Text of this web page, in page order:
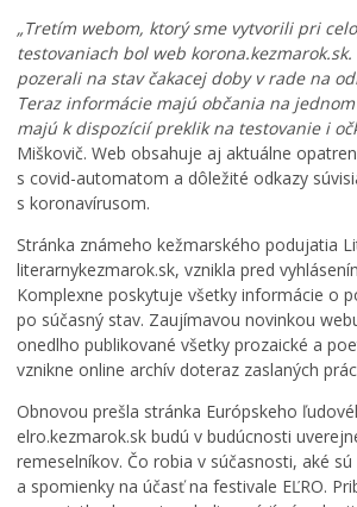
„Tretím webom, ktorý sme vytvorili pri
testovaniach bol web
pozerali na stav čakacej doby v rade na
Teraz informácie majú občania na
majú k dispozícií preklik na testovanie i
Miškovič. Web obsahuje aj aktuálne
s covid-automatom a dôležité odkazy
s koronavírusom.
Stránka známeho kežmarského podujatia
literarnykezmarok.sk, vznikla pred
Komplexne poskytuje všetky informácie o
po súčasný stav. Zaujímavou novinkou
onedlho publikované všetky prozaické a
vznikne online archív doteraz zaslaných
Obnovou prešla stránka Európskeho
elro.kezmarok.sk budú v budúcnosti
remeselníkov. Čo robia v súčasnosti, aké sú
a spomienky na účasť na festivale EĽRO.
L
e
t
n
é
k
ú
p
a
l
i
s
k
o
v
K
e
ž
m
a
e
f
i
n
i
t
í
v
n
e
p
a
t
r
í
K
e
ž
m
a
r
c
h
á
d
z
k
a
č
a
s
o
m
:
K
o
s
t
o
l
N
a